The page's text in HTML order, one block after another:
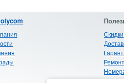
Скидки